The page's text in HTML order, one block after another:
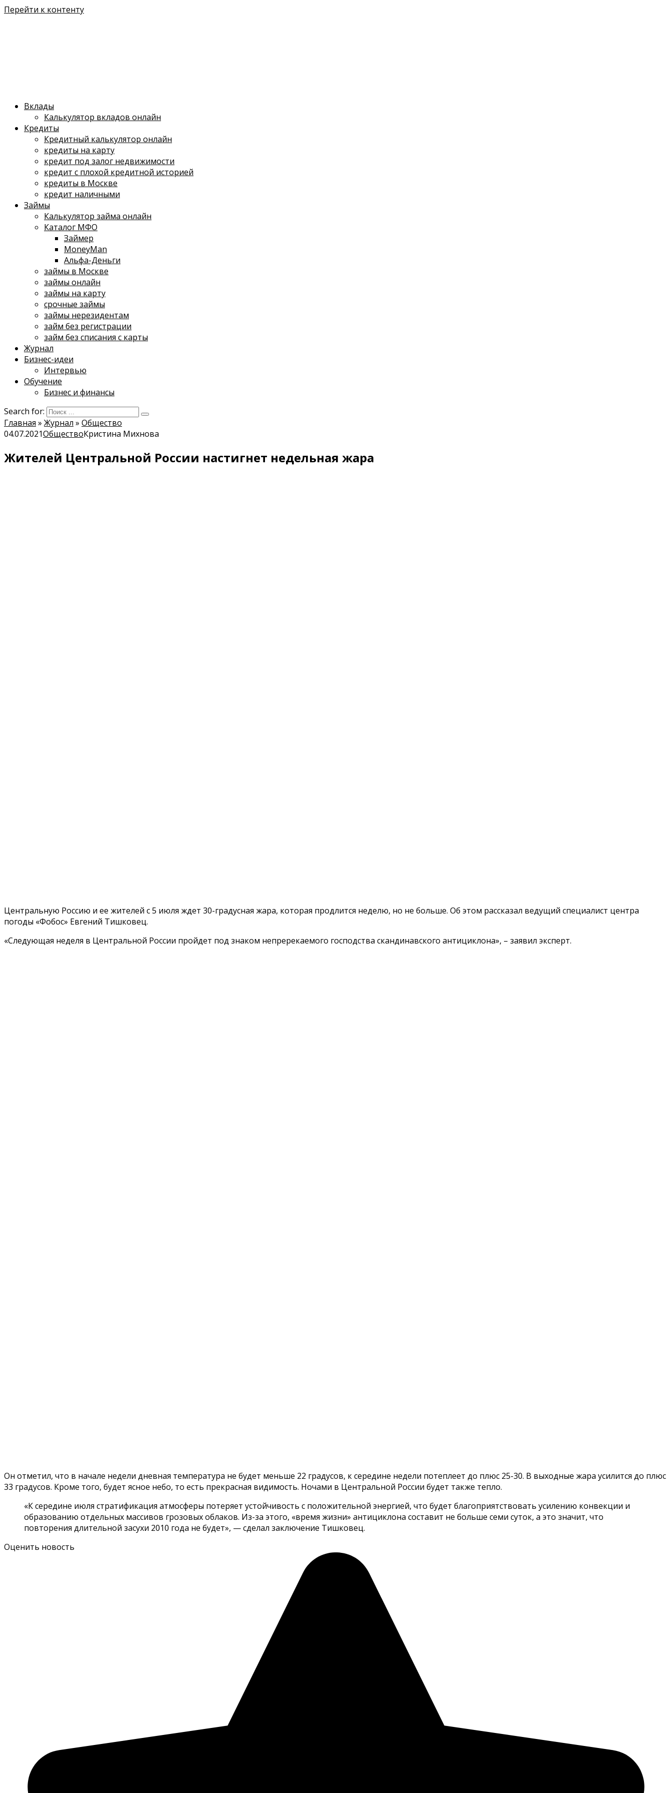
Перейти к контенту
Вклады
Калькулятор вкладов онлайн
Кредиты
Кредитный калькулятор онлайн
кредиты на карту
кредит под залог недвижимости
кредит с плохой кредитной историей
кредиты в Москве
кредит наличными
Займы
Калькулятор займа онлайн
Каталог МФО
Займер
MoneyMan
Альфа-Деньги
займы в Москве
займы онлайн
займы на карту
срочные займы
займы нерезидентам
займ без регистрации
займ без списания с карты
Журнал
Бизнес-идеи
Интервью
Обучение
Бизнес и финансы
Search for:
Главная » Журнал » Общество
04.07.2021ОбществоКристина Михнова
Жителей Центральной России настигнет недельная жара
Центральную Россию и ее жителей с 5 июля ждет 30-градусная жара, которая продлится неделю, но не больше. Об этом рассказал ведущий специалист центра
погоды «Фобос» Евгений Тишковец.
«Следующая неделя в Центральной России пройдет под знаком непререкаемого господства скандинавского антициклона», – заявил эксперт.
Он отметил, что в начале недели дневная температура не будет меньше 22 градусов, к середине недели потеплеет до плюс 25-30. В выходные жара усилится до плюс
33 градусов. Кроме того, будет ясное небо, то есть прекрасная видимость. Ночами в Центральной России будет также тепло.
«К середине июля стратификация атмосферы потеряет устойчивость с положительной энергией, что будет благоприятствовать усилению конвекции и
образованию отдельных массивов грозовых облаков. Из-за этого, «время жизни» антициклона составит не больше семи суток, а это значит, что
повторения длительной засухи 2010 года не будет», — сделал заключение Тишковец.
Оценить новость